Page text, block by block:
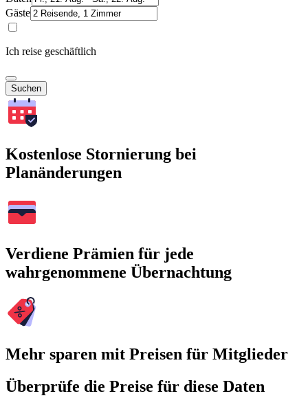
Gäste
Ich reise geschäftlich
Suchen
Kostenlose Stornierung bei
Planänderungen
Verdiene Prämien für jede
wahrgenommene Übernachtung
Mehr sparen mit Preisen für Mitglieder
Überprüfe die Preise für diese Daten